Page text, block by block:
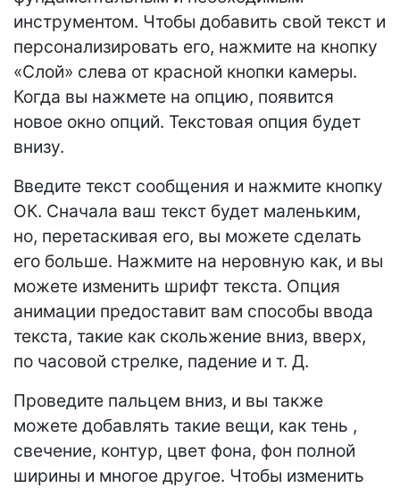
инструментом. Чтобы добавить свой текст и
персонализировать его, нажмите на кнопку
«Слой» слева от красной кнопки камеры.
Когда вы нажмете на опцию, появится
новое окно опций. Текстовая опция будет
внизу.
Введите текст сообщения и нажмите кнопку
ОК. Сначала ваш текст будет маленьким,
но, перетаскивая его, вы можете сделать
его больше. Нажмите на неровную как, и вы
можете изменить шрифт текста. Опция
анимации предоставит вам способы ввода
текста, такие как скольжение вниз, вверх,
по часовой стрелке, падение и т. Д.
Проведите пальцем вниз, и вы также
можете добавлять такие вещи, как тень ,
свечение, контур, цвет фона, фон полной
ширины и многое другое. Чтобы изменить